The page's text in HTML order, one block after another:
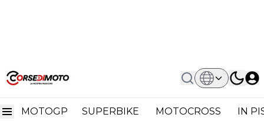
MOTOGP SUPERBIKE MOTOCROSS IN